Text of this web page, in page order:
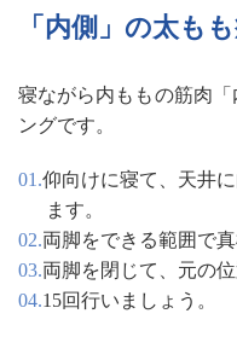
「内側」の太も
寝ながら内ももの筋肉
ングです。
仰向けに寝て、天井
ます。
両脚をできる範囲で
両脚を閉じて、元の位
15回行いましょう。